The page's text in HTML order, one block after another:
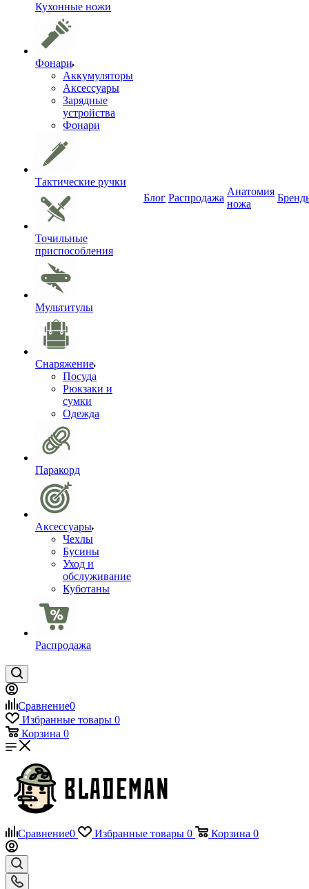
Кухонные ножи
Фонари
Аккумуляторы
Аксессуары
Зарядные
устройства
Фонари
Тактические ручки
Точильные
приспособления
Мультитулы
Снаряжение
Посуда
Рюкзаки и
сумки
Одежда
Паракорд
Аксессуары
Чехлы
Бусины
Уход и
обслуживание
Куботаны
Распродажа
Блог Распродажа
Анатомия
ножа
Сравнение0
Избранные товары 0
Корзина 0
Сравнение0 Избранные товары 0 Корзина 0